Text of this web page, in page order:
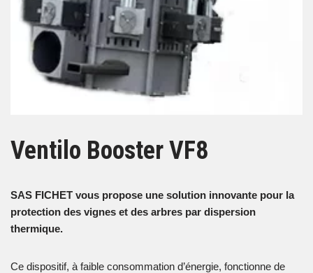
Ventilo Booster VF8
SAS FICHET vous propose une solution innovante pour la
protection des vignes et des arbres par dispersion
thermique.
Ce dispositif, à faible consommation d’énergie, fonctionne de